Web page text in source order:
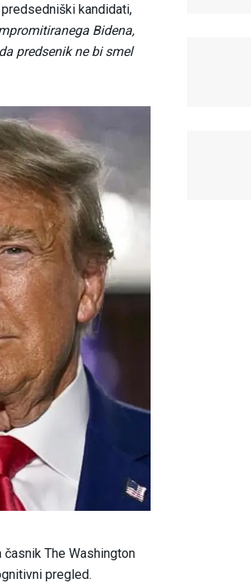
kandidati,
Bidena,
predsenik ne bi smel
časnik The Washington
pregled.